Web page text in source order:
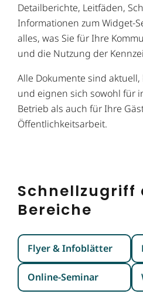
Detailberichte, Leitfäden,
Informationen zum Widget-
alles, was Sie für Ihre
und die Nutzung der
Alle Dokumente sind
und eignen sich sowohl für
Betrieb als auch für Ihre
Öffentlichkeitsarbeit.
Schnellzugriff
Bereiche
Flyer & Infoblätter
Online-Seminar